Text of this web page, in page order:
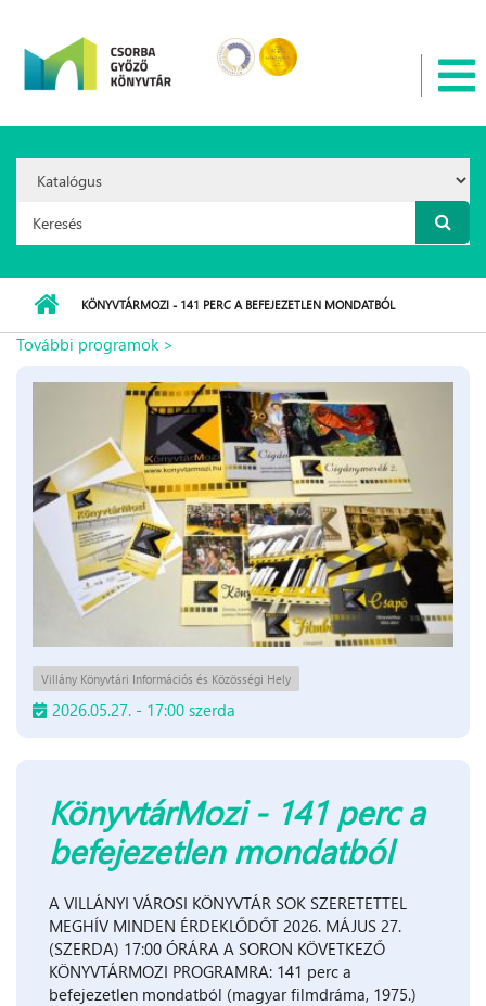
Option:
Keresés űrlap
KÖNYVTÁRMOZI - 141 PERC A BEFEJEZETLEN MONDATBÓL
További programok >
Villány Könyvtári Információs és Közösségi Hely
2026.05.27. - 17:00 szerda
KönyvtárMozi - 141 perc a
befejezetlen mondatból
A VILLÁNYI VÁROSI KÖNYVTÁR SOK SZERETETTEL
MEGHÍV MINDEN ÉRDEKLŐDŐT 2026. MÁJUS 27.
(SZERDA) 17:00 ÓRÁRA A SORON KÖVETKEZŐ
KÖNYVTÁRMOZI PROGRAMRA: 141 perc a
befejezetlen mondatból (magyar filmdráma, 1975.)